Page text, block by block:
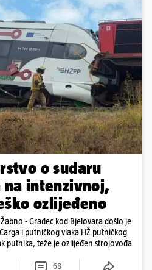
o sudaru
intenzivnoj,
ozlijeđeno
- Gradec kod Bjelovara došlo je
i putničkog vlaka HŽ putničkog
putnika, teže je ozlijeđen strojovođa
68